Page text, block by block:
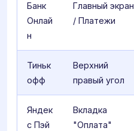
Банк
Онлай
н
Главный экран
/ Платежи
Тиньк
офф
Верхний
правый угол
Яндек
с Пэй
Вкладка
"Оплата"